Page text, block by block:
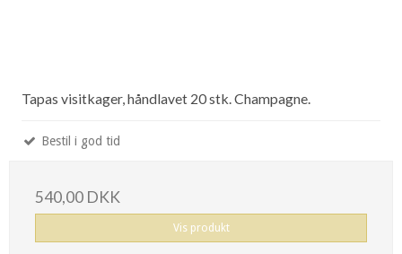
Tapas visitkager, håndlavet 20 stk. Champagne.
Bestil i god tid
540,00 DKK
Vis produkt